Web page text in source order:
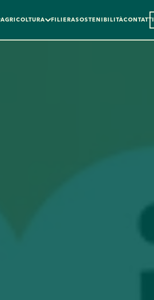
AGRICOLTURA FILIERASOSTENIBILITÀCONTATTI